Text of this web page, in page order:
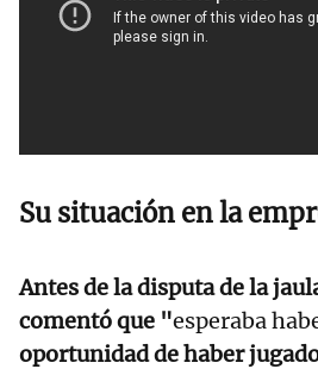
Su situación en la
Antes de la disputa de la
comentó que "esperaba
oportunidad de haber